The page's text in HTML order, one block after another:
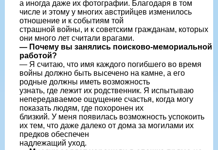
а иногда даже их фотографии. Благодаря в том
числе и этому у многих австрийцев изменилось
отношение и к событиям той
страшной войны, и к советским гражданам, которых
они много лет считали врагами.
— Почему вы занялись поисково-мемориальной
работой?
— Я считаю, что имя каждого погибшего во время
войны должно быть высечено на камне, а его
родные должны иметь возможность
узнать, где лежит их родственник. Я испытываю
непередаваемое ощущение счастья, когда могу
показать людям, где похоронен их
близкий. У меня появилась возможность успокоить
их тем, что даже далеко от дома за могилами их
предков обеспечен
надлежащий уход.